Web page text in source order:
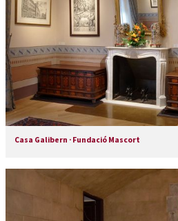
Casa Galibern · Fundació Mascort